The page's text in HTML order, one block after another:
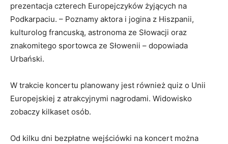
prezentacja czterech Europejczyków żyjących na
Podkarpaciu. – Poznamy aktora i jogina z Hiszpanii,
kulturolog francuską, astronoma ze Słowacji oraz
znakomitego sportowca ze Słowenii – dopowiada
Urbański.
W trakcie koncertu planowany jest również quiz o Unii
Europejskiej z atrakcyjnymi nagrodami. Widowisko
zobaczy kilkaset osób.
Od kilku dni bezpłatne wejściówki na koncert można